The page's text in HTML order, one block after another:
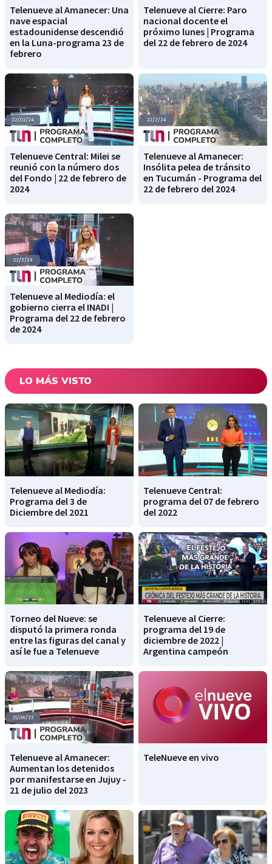
Telenueve al Amanecer: Una
nave espacial
estadounidense descendió
en la Luna-programa 23 de
febrero
Telenueve al Cierre: Paro
nacional docente el
próximo lunes | Programa
del 22 de febrero de 2024
Telenueve Central: Milei se
reunió con la número dos
del Fondo | 22 de febrero de
2024
Telenueve al Amanecer:
Insólita pelea de tránsito
en Tucumán - Programa del
22 de febrero del 2024
Telenueve al Mediodía: el
gobierno cierra el INADI |
Programa del 22 de febrero
de 2024
LO MÁS VISTO
Telenueve al Mediodía:
Programa del 3 de
Diciembre del 2021
Telenueve Central:
programa del 07 de febrero
del 2022
Torneo del Nueve: se
disputó la primera ronda
entre las figuras del canal y
así le fue a Telenueve
Telenueve al Cierre:
programa del 19 de
diciembre de 2022 |
Argentina campeón
Telenueve al Amanecer:
Aumentan los detenidos
por manifestarse en Jujuy -
21 de julio del 2023
TeleNueve en vivo